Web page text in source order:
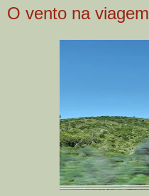
O vento na viagem